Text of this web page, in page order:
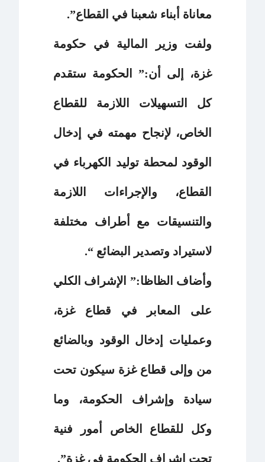
معاناة أبناء شعبنا في القطاع”.
ولفت وزير المالية في حكومة
غزة، إلى أن:” الحكومة ستقدم
كل التسهيلات اللازمة للقطاع
الخاص، لإنجاح مهمته في إدخال
الوقود لمحطة توليد الكهرباء في
القطاع، والإجراءات اللازمة
والتنسيقات مع أطراف مختلفة
لاستيراد وتصدير البضائع “.
وأضاف الظاظا:” الإشراف الكلي
على المعابر في قطاع غزة،
وعمليات إدخال الوقود وبالضائع
من وإلى قطاع غزة سيكون تحت
سيادة وإشراف الحكومة، وما
وكل للقطاع الخاص أمور فنية
تحت إشراف الحكومة في غزة”.